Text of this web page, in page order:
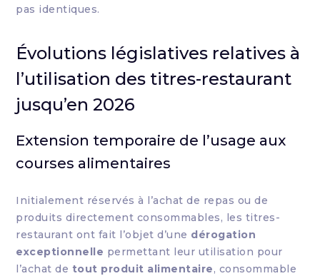
pas identiques.
Évolutions législatives relatives à
l’utilisation des titres-restaurant
jusqu’en 2026
Extension temporaire de l’usage aux
courses alimentaires
Initialement réservés à l’achat de repas ou de
produits directement consommables, les titres-
restaurant ont fait l’objet d’une dérogation
exceptionnelle permettant leur utilisation pour
l’achat de tout produit alimentaire, consommable